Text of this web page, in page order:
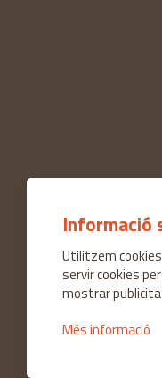
Informació
Utilitzem
servir cookies
mostrar
Més informació